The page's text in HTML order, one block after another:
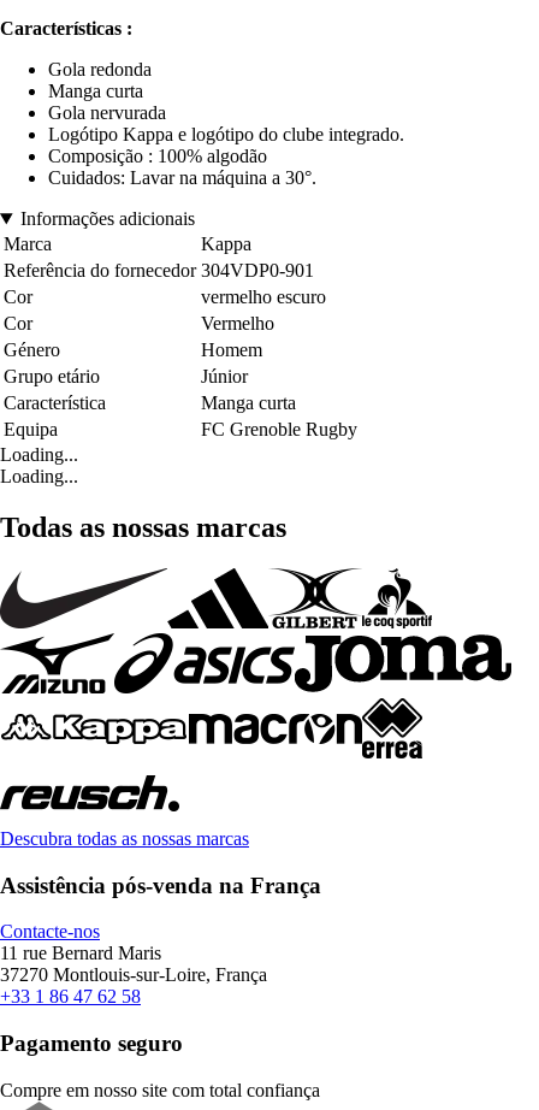
Características :
Gola redonda
Manga curta
Gola nervurada
Logótipo Kappa e logótipo do clube integrado.
Composição : 100% algodão
Cuidados: Lavar na máquina a 30°.
Informações adicionais
Marca
Kappa
Referência do fornecedor 304VDP0-901
Cor
vermelho escuro
Cor
Vermelho
Género
Homem
Grupo etário
Júnior
Característica
Manga curta
Equipa
FC Grenoble Rugby
Loading...
Loading...
Todas as nossas marcas
Descubra todas as nossas marcas
Assistência pós-venda na França
Contacte-nos
11 rue Bernard Maris
37270 Montlouis-sur-Loire, França
+33 1 86 47 62 58
Pagamento seguro
Compre em nosso site com total confiança